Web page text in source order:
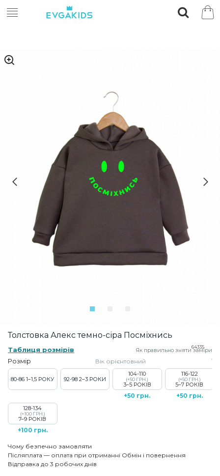
Толстовка Алекс темно-сіра Посміхнись
64335
Таблиця розмірів Як правильно зняти заміри
Розмір Вік орієнтовний
80-86 1–1,5 РОКУ 92-98 2–3 РОКИ
104-110
(+50 ГРН.)
3–5 РОКІВ
+50 грн.
116-122
(+50 ГРН.)
5–7 РОКІВ
+50 грн.
128-134
(+100 ГРН.)
7–9 РОКІВ
+100 грн.
Чому безпечно замовляти
Післяплата — оплата при отриманні Обмін і повернення
Відправка до 3 робочих днів